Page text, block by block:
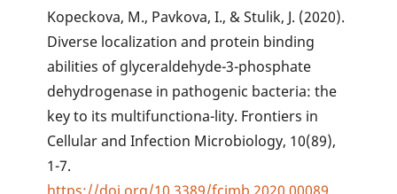
Kopeckova, M., Pavkova, I., & Stulik, J. (2020).
Diverse localization and protein binding
abilities of glyceraldehyde-3-phosphate
dehydrogenase in pathogenic bacteria: the
key to its multifunctiona-lity. Frontiers in
Cellular and Infection Microbiology, 10(89),
1-7.